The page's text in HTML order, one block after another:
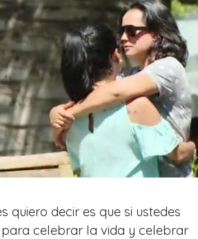
quiero decir es que si ustedes
celebrar la vida y celebrar